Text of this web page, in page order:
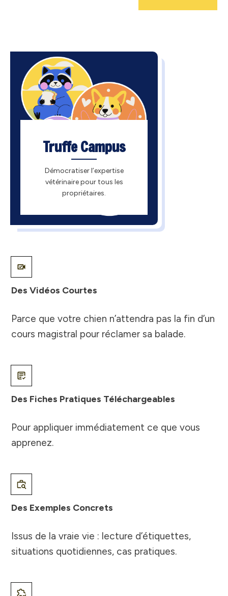
Truffe Campus
Démocratiser l’expertise
vétérinaire pour tous les
propriétaires.
Des Vidéos Courtes
Parce que votre chien n’attendra pas la fin d’un
cours magistral pour réclamer sa balade.
Des Fiches Pratiques Téléchargeables
Pour appliquer immédiatement ce que vous
apprenez.
Des Exemples Concrets
Issus de la vraie vie : lecture d’étiquettes,
situations quotidiennes, cas pratiques.